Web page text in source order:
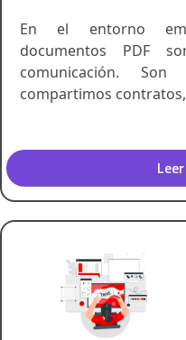
En el entorno
documentos PDF
comunicación.
compartimos